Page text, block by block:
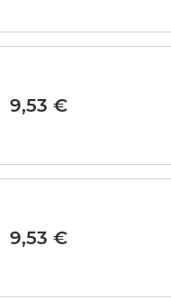
9,53 €
9,53 €